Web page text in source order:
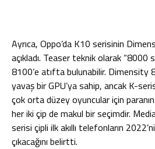
Ayrıca, Oppo’da K10 serisinin
açıkladı. Teaser teknik olarak “8000
8100’e atıfta bulunabilir. Dimensity
yavaş bir GPU’ya sahip, ancak K-
çok orta düzey oyuncular için paranın
her iki çip de makul bir seçimdir.
serisi çipli ilk akıllı telefonların
çıkacağını belirtti.